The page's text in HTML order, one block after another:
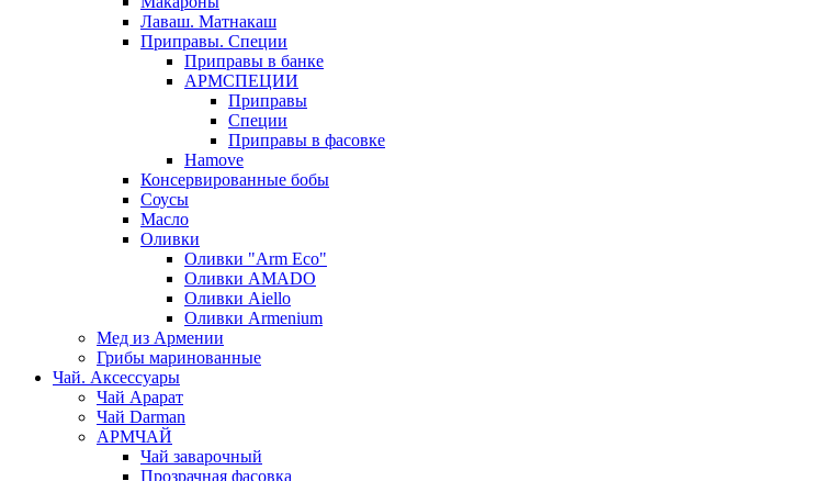
Лаваш. Матнакаш
Приправы. Специи
Приправы в банке
АРМСПЕЦИИ
Приправы
Специи
Приправы в фасовке
Hamove
Консервированные бобы
Соусы
Масло
Оливки
Оливки "Arm Eco"
Оливки AMADO
Оливки Aiello
Оливки Armenium
Мед из Армении
Грибы маринованные
Чай. Аксессуары
Чай Арарат
Чай Darman
АРМЧАЙ
Чай заварочный
Прозрачная фасовка